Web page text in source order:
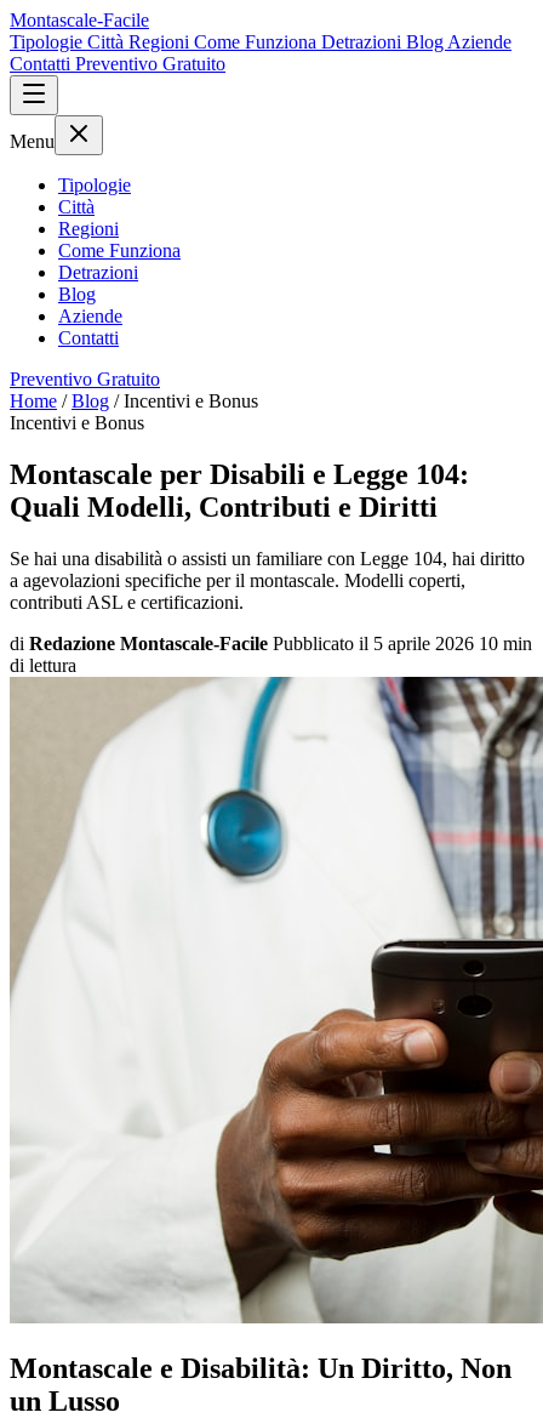
Montascale-Facile
Tipologie Città Regioni Come Funziona Detrazioni Blog Aziende
Contatti Preventivo Gratuito
Menu
Tipologie
Città
Regioni
Come Funziona
Detrazioni
Blog
Aziende
Contatti
Preventivo Gratuito
Home / Blog / Incentivi e Bonus
Incentivi e Bonus
Montascale per Disabili e Legge 104:
Quali Modelli, Contributi e Diritti
Se hai una disabilità o assisti un familiare con Legge 104, hai diritto
a agevolazioni specifiche per il montascale. Modelli coperti,
contributi ASL e certificazioni.
di Redazione Montascale-Facile Pubblicato il 5 aprile 2026 10 min
di lettura
Montascale e Disabilità: Un Diritto, Non
un Lusso